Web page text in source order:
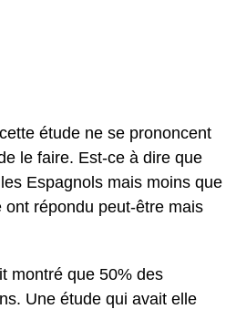
étude ne se prononcent
le faire. Est-ce à dire que
Espagnols mais moins que
ont répondu peut-être mais
montré que 50% des
Une étude qui avait elle